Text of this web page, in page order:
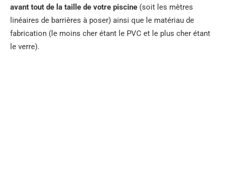
avant tout de la taille de votre piscine (soit les mètres
linéaires de barrières à poser) ainsi que le matériau de
fabrication (le moins cher étant le PVC et le plus cher étant
le verre).